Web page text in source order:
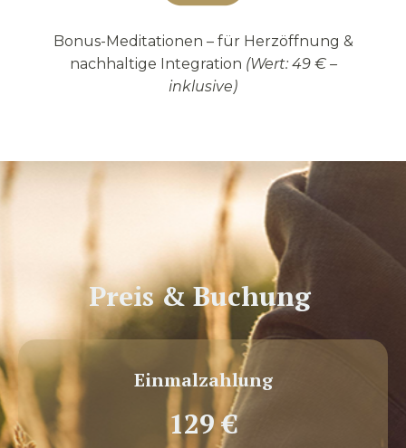
Bonus-Meditationen – für Herzöffnung &
nachhaltige Integration (Wert: 49 € –
inklusive)
Preis & Buchung
Einmalzahlung
129 €